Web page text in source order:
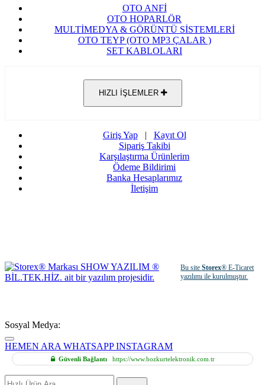
OTO ANFİ
OTO HOPARLÖR
MULTİMEDYA & GÖRÜNTÜ SİSTEMLERİ
OTO TEYP (OTO MP3 ÇALAR )
SET KABLOLARI
HIZLI İŞLEMLER
Giriş Yap| Kayıt Ol
Sipariş Takibi
Karşılaştırma Ürünlerim
Ödeme Bildirimi
Banka Hesaplarımız
İletişim
Bu siteStorex® E-Ticaret
yazılımı ile kurulmuştur.
Sosyal Medya:
HEMEN ARA WHATSAPP INSTAGRAM
Güvenli Bağlantıhttps://www.bozkurtelektronik.com.tr
Hızlı